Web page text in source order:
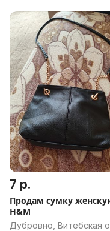
7 р.
Продам сумку
H&M
Дубровно, Витебская